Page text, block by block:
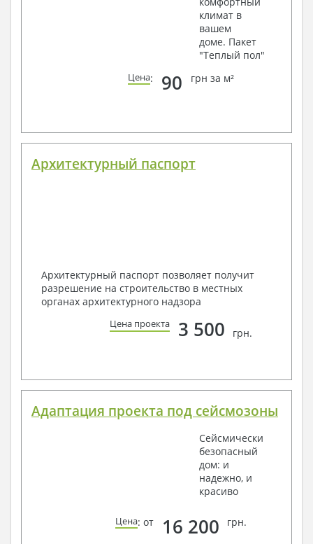
климат в
вашем
доме. Пакет
"Теплый пол"
Цена: 90 грн за м²
Архитектурный паспорт
Архитектурный паспорт позволяет получит
разрешение на строительство в местных
органах архитектурного надзора
Цена проекта 3 500 грн.
Адаптация проекта под сейсмозоны
Сейсмически
безопасный
дом: и
надежно, и
красиво
Цена: от 16 200 грн.